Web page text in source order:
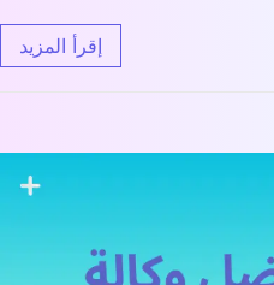
إقرأ المزيد